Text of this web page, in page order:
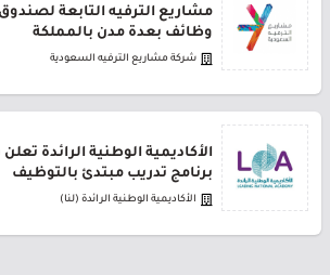
مشاريع الترفيه التابعة
وظائف بعدة مدن بالمملكة
شركة مشاريع الترفيه السعودية
الأكاديمية الوطنية الرائدة
برنامج تدريب مبتدئ بالتوظيف
الأكاديمية الوطنية الرائدة (لنا)